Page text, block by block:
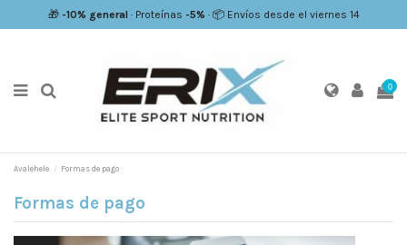
🎁 -10% general · Proteínas -5% · 📦 Envíos desde el viernes 14
0
Avalehele Formas de pago
Formas de pago